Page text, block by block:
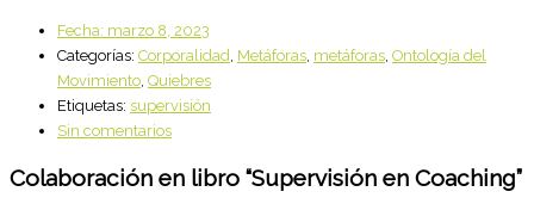
Fecha: marzo 8, 2023
Categorías: Corporalidad, Metáforas, metáforas, Ontología del
Movimiento, Quiebres
Etiquetas: supervisión
Sin comentarios
Colaboración en libro “Supervisión en Coaching”